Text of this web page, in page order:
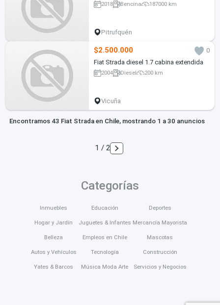
2018 Bencina 187000 km
Pitrufquén
$2.500.000
0
Fiat Strada diesel 1.7 cabina extendida
2004 Diesel 200 km
Vicuña
Encontramos 43 Fiat Strada en Chile, mostrando 1 a 30 anuncios
1 / 2
Categorías
Inmuebles
Hogar y Jardín
Belleza
Autos y Vehículos
Yates & Barcos
Educación
Juguetes & Infantes
Empleos en Chile
Tecnología
Música Moda Arte
Deportes
Mercancía Mayorista
Mascotas
Construcción
Servicios y Negocios